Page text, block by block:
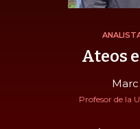
Ateos
Profesor de la